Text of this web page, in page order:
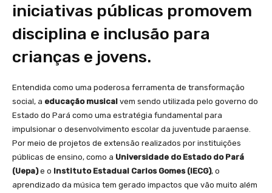
iniciativas públicas promovem
disciplina e inclusão para
crianças e jovens.
Entendida como uma poderosa ferramenta de transformação
social, a educação musical vem sendo utilizada pelo governo do
Estado do Pará como uma estratégia fundamental para
impulsionar o desenvolvimento escolar da juventude paraense.
Por meio de projetos de extensão realizados por instituições
públicas de ensino, como a Universidade do Estado do Pará
(Uepa)e o Instituto Estadual Carlos Gomes (IECG), o
aprendizado da música tem gerado impactos que vão muito além